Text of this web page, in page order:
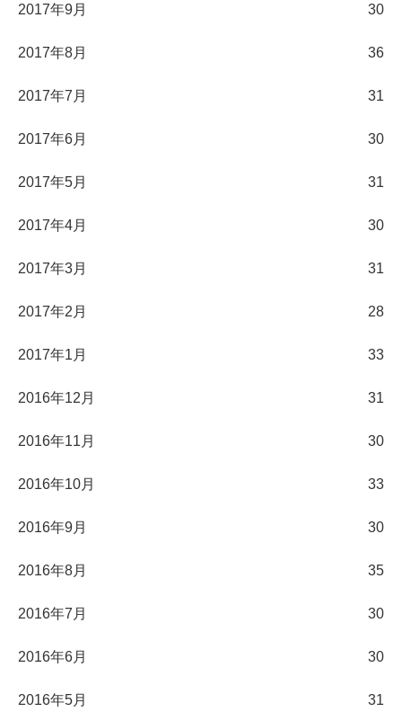
2017年9月 30
2017年8月 36
2017年7月 31
2017年6月 30
2017年5月 31
2017年4月 30
2017年3月 31
2017年2月 28
2017年1月 33
2016年12月 31
2016年11月 30
2016年10月 33
2016年9月 30
2016年8月 35
2016年7月 30
2016年6月 30
2016年5月 31